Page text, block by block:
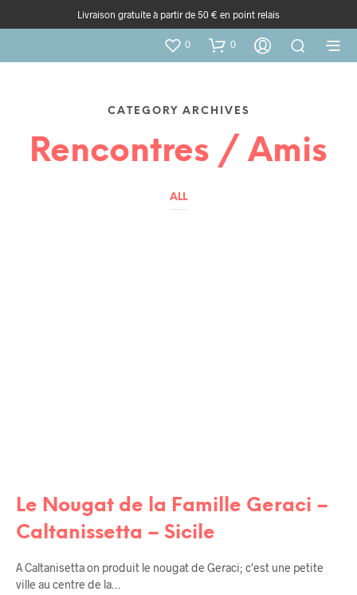
Livraison gratuite à partir de 50 € en point relais
0 0
CATEGORY ARCHIVES
Rencontres / Amis
ALL
Le Nougat de la Famille Geraci –
Caltanissetta – Sicile
A Caltanisetta on produit le nougat de Geraci; c'est une petite
ville au centre de la…